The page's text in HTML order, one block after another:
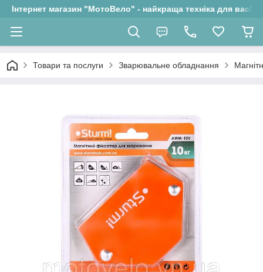
Інтернет магазин "МотоВело" - найкраща техніка для вас!
Товари та послуги Зварювальне обладнання